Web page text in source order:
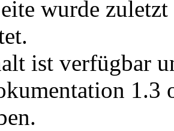
wurde
ist verfügbar
1.3